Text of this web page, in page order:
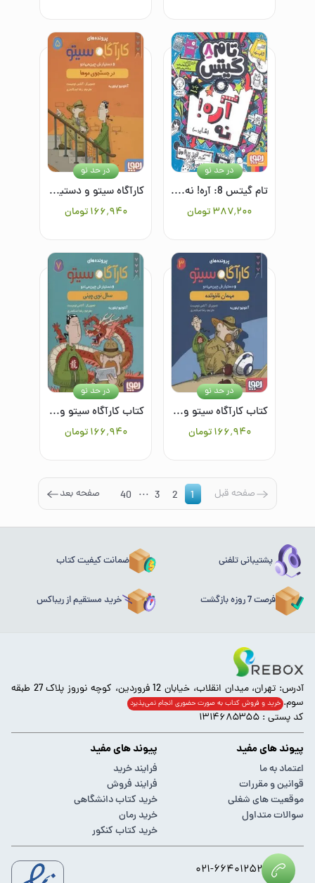
تام گیتس 8: آره! نه. (شاید....)
۳۸۷٬۲۰۰تومان
در حد نو
کارآگاه سیتو و دستیارش چین می‌ادو 5: در جستجوی موها
۱۶۶٬۹۴۰ تومان
در حد نو
کتاب کارآگاه سیتو و دستیارش چین می ادو 3: مهمان ناخوانده
۱۶۶٬۹۴۰ تومان
در حد نو
کتاب کارآگاه سیتو و دستیارش چین می ادو 7: سال نوی چینی
۱۶۶٬۹۴۰ تومان
در حد نو
صفحه قبل 1
2
3
...
40 صفحه بعد
پشتیبانی تلفنی ضمانت کیفیت کتاب
فرصت 7 روزه بازگشت خرید مستقیم از ریباکس
آدرس: تهران، میدان انقلاب، خیابان 12 فروردین، کوچه نوروز پلاک 27 طبقه
سوم. خرید و فروش کتاب به صورت حضوری انجام‌ نمی‌پذیرد
کد پستی : ۱۳۱۴۶۸۵۳۵۵
پیوند های مفید
اعتماد به ما
قوانین و مقررات
موقعیت های شغلی
سوالات متداول
پیوند های مفید
فرایند خرید
فرایند فروش
خرید کتاب دانشگاهی
خرید رمان
خرید کتاب کنکور
۰۲۱-۶۶۴۰۱۲۵۲